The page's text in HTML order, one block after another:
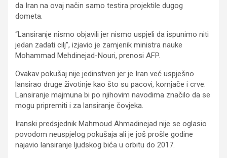
da Iran na ovaj način samo testira projektile dugog
dometa.
“Lansiranje nismo objavili jer nismo uspjeli da ispunimo niti
jedan zadati cilj”, izjavio je zamjenik ministra nauke
Mohammad Mehdinejad-Nouri, prenosi AFP.
Ovakav pokušaj nije jedinstven jer je Iran već uspješno
lansirao druge životinje kao što su pacovi, kornjače i crve.
Lansiranje majmuna bi po njihovim navodima značilo da se
mogu pripremiti i za lansiranje čovjeka.
Iranski predsjednik Mahmoud Ahmadinejad nije se oglasio
povodom neuspjelog pokušaja ali je još prošle godine
najavio lansiranje ljudskog bića u orbitu do 2017.